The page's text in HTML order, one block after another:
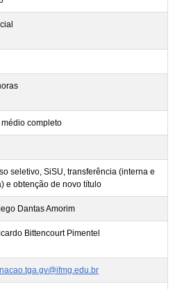
médio completo
seletivo, SiSU, transferência (interna e
e obtenção de novo título
Dantas Amorim
Bittencourt Pimentel